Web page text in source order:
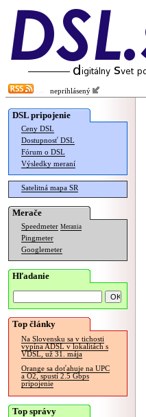
neprihlásený
DSL pripojenie
Ceny DSL
Dostupnosť DSL
Fórum o DSL
Výsledky meraní
Satelitná mapa SR
Merače
Speedmeter Merania
Pingmeter
Googlemeter
Hľadanie
Top články
Na Slovensku sa v tichosti
vypína ADSL v lokalitách s
VDSL, už 31. mája
Orange sa doťahuje na UPC
a O2, spustí 2.5 Gbps
pripojenie
Top správy